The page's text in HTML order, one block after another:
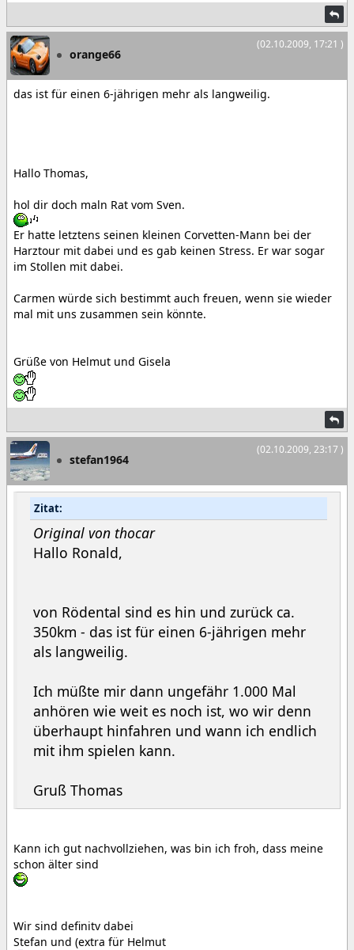
(02.10.2009, 17:21 )
orange66
das ist für einen 6-jährigen mehr als langweilig.
Hallo Thomas,
hol dir doch maln Rat vom Sven.
Er hatte letztens seinen kleinen Corvetten-Mann bei der
Harztour mit dabei und es gab keinen Stress. Er war sogar
im Stollen mit dabei.
Carmen würde sich bestimmt auch freuen, wenn sie wieder
mal mit uns zusammen sein könnte.
Grüße von Helmut und Gisela
(02.10.2009, 23:17 )
stefan1964
Zitat:
Original von thocar
Hallo Ronald,
von Rödental sind es hin und zurück ca.
350km - das ist für einen 6-jährigen mehr
als langweilig.
Ich müßte mir dann ungefähr 1.000 Mal
anhören wie weit es noch ist, wo wir denn
überhaupt hinfahren und wann ich endlich
mit ihm spielen kann.
Gruß Thomas
Kann ich gut nachvollziehen, was bin ich froh, dass meine
schon älter sind
Wir sind definitv dabei
Stefan und (extra für Helmut